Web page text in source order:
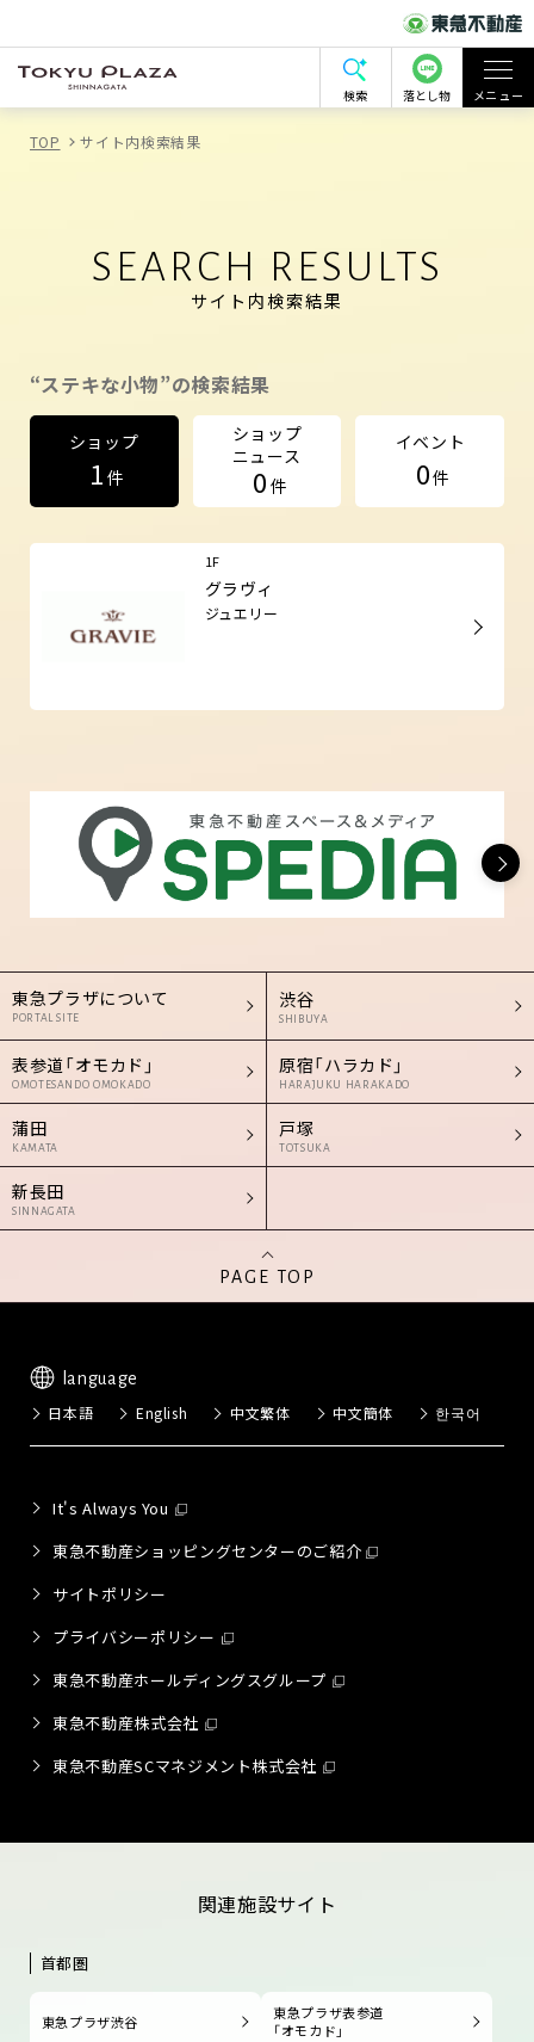
検索 落とし物 メニュー
TOP サイト内検索結果
SEARCH RESULTS
サイト内検索結果
“ステキな小物”の検索結果
ショップ
1 件
ショップ
ニュース
0 件
イベント
0件
1F
グラヴィ
ジュエリー
東急プラザについて
PORTAL SITE
渋谷
SHIBUYA
表参道「オモカド」
OMOTESANDO OMOKADO
原宿「ハラカド」
HARAJUKU HARAKADO
蒲田
KAMATA
戸塚
TOTSUKA
新長田
SINNAGATA
PAGE TOP
language
日本語 English 中文繁体 中文簡体 한국어
It's Always You
東急不動産ショッピングセンターのご紹介
サイトポリシー
プライバシーポリシー
東急不動産ホールディングスグループ
東急不動産株式会社
東急不動産SCマネジメント株式会社
関連施設サイト
首都圏
東急プラザ渋谷
東急プラザ表参道
「オモカド」